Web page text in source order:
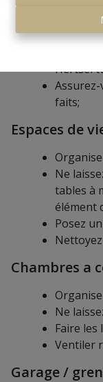
bac,
bain;
Hertsel
faits;
Espaces de
Ne
tables à
élément
Posez
Chambres a
Ne
Faire
Ventiler
Garage /